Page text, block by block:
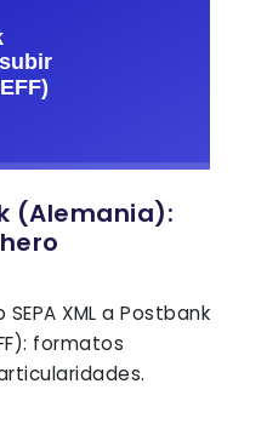
(Alemania):
XML a Postbank
formatos